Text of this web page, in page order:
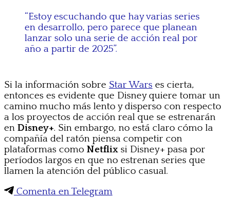
“Estoy escuchando que hay varias series
en desarrollo, pero parece que planean
lanzar solo una serie de acción real por
año a partir de 2025”.
Si la información sobre Star Wars es cierta,
entonces es evidente que Disney quiere tomar un
camino mucho más lento y disperso con respecto
a los proyectos de acción real que se estrenarán
en Disney+. Sin embargo, no está claro cómo la
compañía del ratón piensa competir con
plataformas como Netflix si Disney+ pasa por
períodos largos en que no estrenan series que
llamen la atención del público casual.
Comenta en Telegram